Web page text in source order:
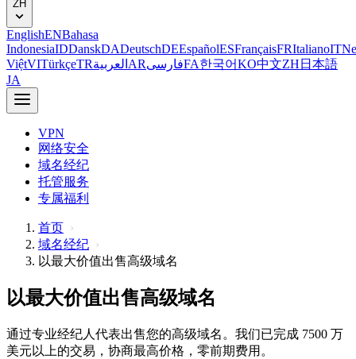
ZH
EnglishENBahasa
IndonesiaIDDanskDADeutschDEEspañolESFrançaisFRItalianoIT
ViệtVITürkçeTRالعربية ARفارسیFA한국어KO中文ZH 日本語
JA
VPN
网络安全
域名经纪
托管服务
专属福利
首页
域名经纪
以最大价值出售高级域名
以最大价值出售高级域名
通过专业经纪人代表出售您的高级域名。我们已完成 7500 万
美元以上的交易，协商最高价格，零前期费用。